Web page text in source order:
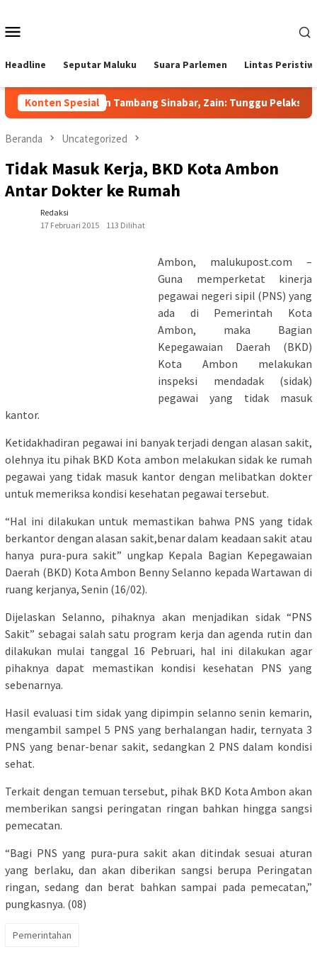
konten
Headline Seputar Maluku Suara Parlemen Lintas
Konten Spesial
Jawab Sorotan Tambang Sinabar, Zain: Tunggu
Beranda Uncategorized
Tidak Masuk Kerja, BKD Kota Ambon
Antar Dokter ke Rumah
Redaksi
17 Februari 2015
113 Dilihat
Ambon, malukupost.com –
Guna memperketat kinerja
pegawai negeri sipil (PNS) yang
ada di Pemerintah Kota
Ambon, maka Bagian
Kepegawaian Daerah (BKD)
Kota Ambon melakukan
inspeksi mendadak (sidak)
pegawai yang tidak masuk
kantor.
Ketidakhadiran pegawai ini banyak terjadi dengan alasan sakit,
olehnya itu pihak BKD Kota ambon melakukan sidak ke rumah
pegawai yang tidak masuk kantor dengan melibatkan dokter
untuk memeriksa kondisi kesehatan pegawai tersebut.
“Hal ini dilakukan untuk memastikan bahwa PNS yang tidak
berkantor dengan alasan sakit,benar dalam keadaan sakit atau
hanya pura-pura sakit” ungkap Kepala Bagian Kepegawaian
Daerah (BKD) Kota Ambon Benny Selanno kepada Wartawan di
ruang kerjanya, Senin (16/02).
Dijelaskan Selanno, pihaknya akan menjadikan sidak “PNS
Sakit” sebagai salah satu program kerja dan agenda rutin dan
dilakukan mulai tanggal 16 Pebruari, hal ini dilakukan agar
pihaknya dapat memastikan kondisi kesehatan PNS yang
sebenarnya.
Hasil evaluasi tim sidak yang dipimpin selanno senin kemarin,
mengambil sampel 5 PNS yang berhalangan hadir, ternyata 3
PNS yang benar-benar sakit, sedangkan 2 PNS dalam kondisi
sehat.
Terkait dengan temuan tersebut, pihak BKD Kota Ambon akan
memberikan sangsi peringatan ringan bahkan hingga sangsi
pemecatan.
“Bagi PNS yang pura-pura sakit akan ditindak sesuai aturan
yang berlaku, dan akan diberikan sangsi berupa Peringatan
ringan, sedang dan berat bahkan sampai pada pemecatan,”
pungkasnya. (08)
Pemerintahan